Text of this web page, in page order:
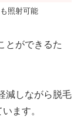
照射可能
とができるた
減しながら脱毛
ます。